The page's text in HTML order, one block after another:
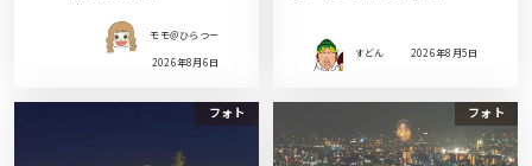
モモ＠ひらつー
2026年8月6日
すどん 2026年8月5日
フォト フォト